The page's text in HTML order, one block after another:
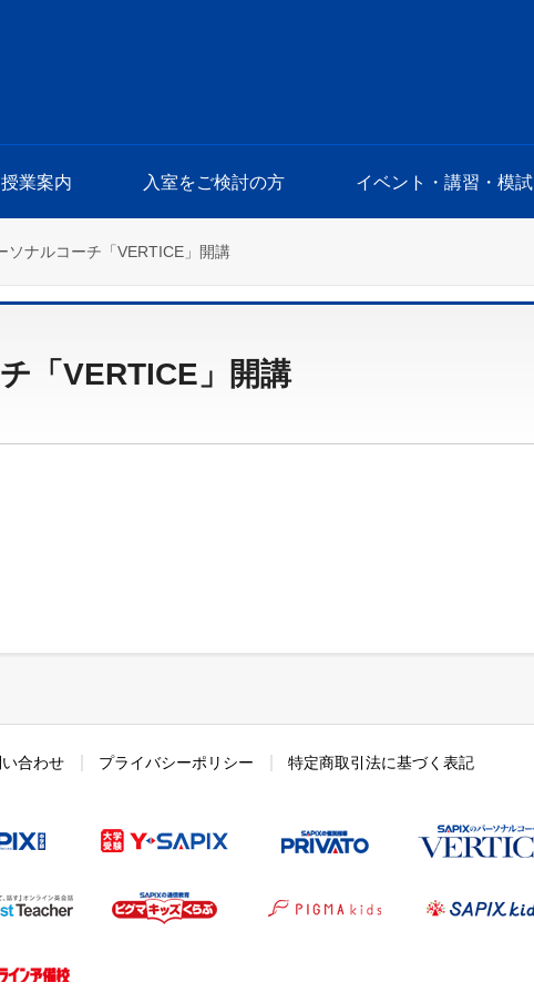
授業案内 入室をご検討の方 イベント・講習・模試
ソナルコーチ「VERTICE」開講
「VERTICE」開講
合わせ プライバシーポリシー 特定商取引法に基づく表記
SAPIX中学部 プリバート
Campus（YGC）
Best Teacher